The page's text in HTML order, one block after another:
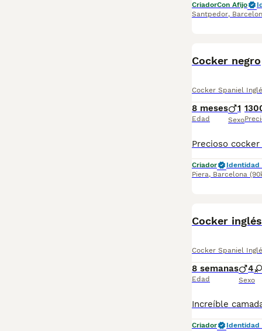
CriadorCon Afijo
Santpedor,
Cocker negro
Cocker Spaniel
8 meses
Edad
1
Sexo
Criador
Identidad
Piera, Barcelona
Cocker inglés
Cocker Spaniel
8 semanas
Edad
4
Sexo
Criador
Identidad